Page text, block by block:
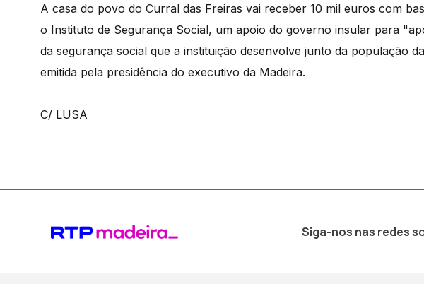
A casa do povo do Curral das Freiras vai receber 10 mil euros com
o Instituto de Segurança Social, um apoio do governo insular para
da segurança social que a instituição desenvolve junto da população
emitida pela presidência do executivo da Madeira.
C/ LUSA
Siga-nos nas redes